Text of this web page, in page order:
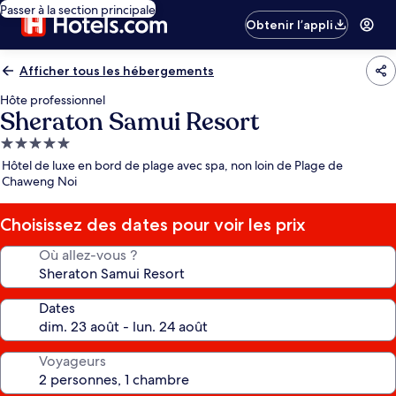
Passer à la section principale
Obtenir l’appli
Afficher tous les hébergements
Hôte professionnel
Sheraton Samui Resort
Hébergement
5.0 étoiles
Hôtel de luxe en bord de plage avec spa, non loin de Plage de
Chaweng Noi
Choisissez des dates pour voir les prix
Où allez-vous ?
Dates
Voyageurs